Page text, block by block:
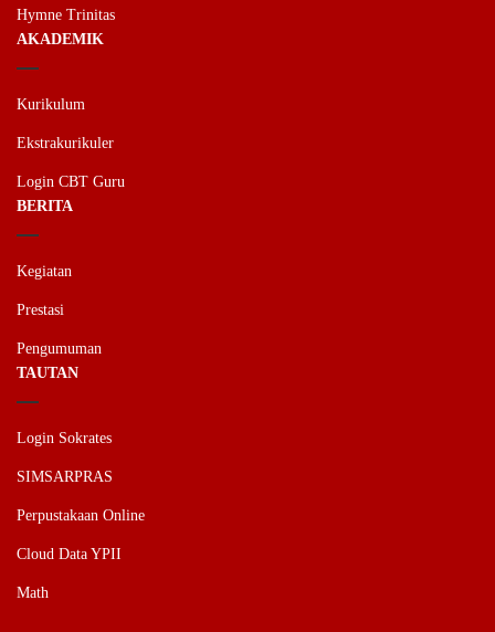
Hymne Trinitas
AKADEMIK
Kurikulum
Ekstrakurikuler
Login CBT Guru
BERITA
Kegiatan
Prestasi
Pengumuman
TAUTAN
Login Sokrates
SIMSARPRAS
Perpustakaan Online
Cloud Data YPII
Math